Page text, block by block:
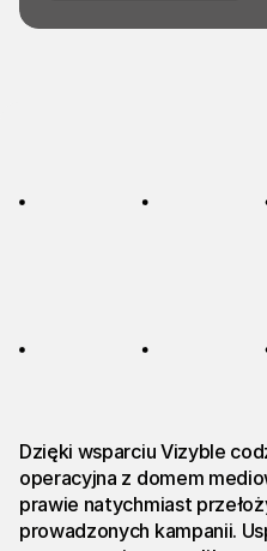
Dzięki wsparciu Vizyble
operacyjna z domem
prawie natychmiast
prowadzonych kampanii.